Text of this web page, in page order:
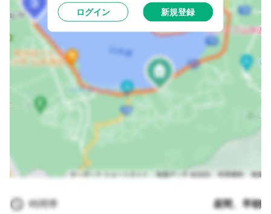
時間帯 昼間、早朝
ログイン 新規登録